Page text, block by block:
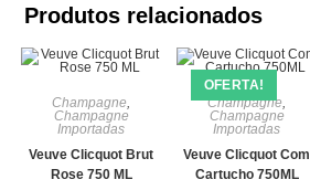
Produtos relacionados
Champagne
Champagne
Importadas
Veuve Clicquot Brut
Rose 750 ML
OFERTA!
Champagne
Champagne
Importadas
Veuve Clicquot Com
Cartucho 750ML